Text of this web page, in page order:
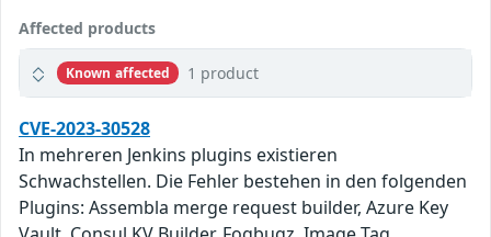
Affected products
Known affected 1 product
CVE-2023-30528
In mehreren Jenkins plugins existieren
Schwachstellen. Die Fehler bestehen in den folgenden
Plugins: Assembla merge request builder, Azure Key